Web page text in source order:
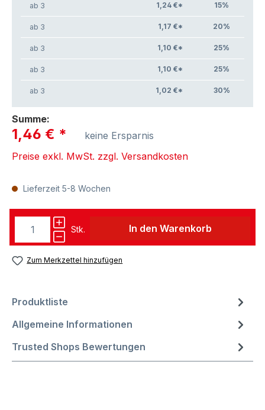
ab 3 1,24 €* 15%
ab 3 1,17 €* 20%
ab 3 1,10 €* 25%
ab 3 1,10 €* 25%
ab 3 1,02 €* 30%
Summe:
1,46 € *
keine Ersparnis
Preise exkl. MwSt. zzgl. Versandkosten
Lieferzeit 5-8 Wochen
Stk. In den Warenkorb
Zum Merkzettel hinzufügen
Produktliste
Allgemeine Informationen
Trusted Shops Bewertungen